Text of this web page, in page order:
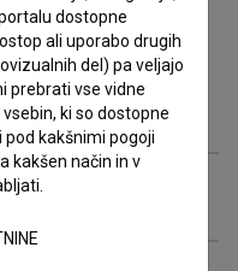
dostopne
ali uporabo drugih
del) pa veljajo
prebrati vse vidne
ki so dostopne
pod kakšnimi pogoji
kakšen način in v